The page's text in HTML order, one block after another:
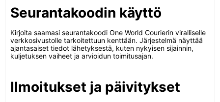
Seurantakoodin käyttö
Kirjoita saamasi seurantakoodi One World Courierin viralliselle
verkkosivustolle tarkoitettuun kenttään. Järjestelmä näyttää
ajantasaiset tiedot lähetyksestä, kuten nykyisen sijainnin,
kuljetuksen vaiheet ja arvioidun toimitusajan.
Ilmoitukset ja päivitykset